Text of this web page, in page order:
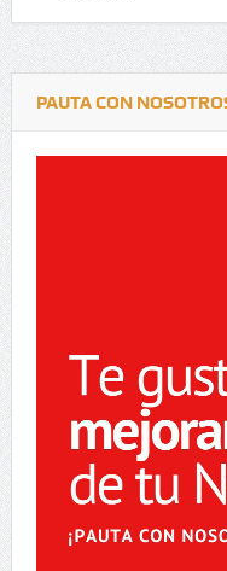
PAUTA CON